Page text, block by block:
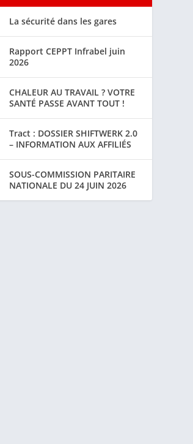
La sécurité dans les gares
Rapport CEPPT Infrabel juin
2026
CHALEUR AU TRAVAIL ? VOTRE
SANTÉ PASSE AVANT TOUT !
Tract : DOSSIER SHIFTWERK 2.0
– INFORMATION AUX AFFILIÉS
SOUS-COMMISSION PARITAIRE
NATIONALE DU 24 JUIN 2026